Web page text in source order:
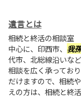
遺言とは
相続と終活の相談室
中心に、印西市、 我
代市、北総線沿いな
相談を広く承ってお
だけますので、相続
えの方は、相続と終